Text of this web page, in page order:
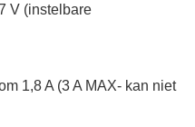
V (instelbare
1,8 A (3 A MAX- kan niet